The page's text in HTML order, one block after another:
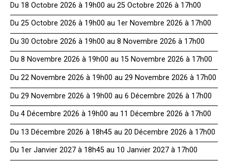
Du 18 Octobre 2026 à 19h00 au 25 Octobre 2026 à 17h00
Du 25 Octobre 2026 à 19h00 au 1er Novembre 2026 à 17h00
Du 30 Octobre 2026 à 19h00 au 8 Novembre 2026 à 17h00
Du 8 Novembre 2026 à 19h00 au 15 Novembre 2026 à 17h00
Du 22 Novembre 2026 à 19h00 au 29 Novembre 2026 à 17h00
Du 29 Novembre 2026 à 19h00 au 6 Décembre 2026 à 17h00
Du 4 Décembre 2026 à 19h00 au 11 Décembre 2026 à 17h00
Du 13 Décembre 2026 à 18h45 au 20 Décembre 2026 à 17h00
Du 1er Janvier 2027 à 18h45 au 10 Janvier 2027 à 17h00